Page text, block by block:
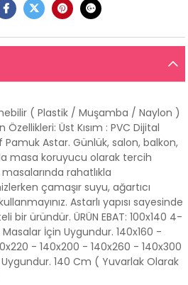
( Plastik / Muşamba / Naylon )
Özellikleri: Üst Kısım : PVC Dijital
Pamuk Astar. Günlük, salon, balkon,
masa koruyucu olarak tercih
rahatlıkla
çamaşır suyu, ağartıcı
Astarlı yapısı sayesinde
bir üründür. ÜRÜN EBAT: 100x140 4-
Masalar İçin Uygundur. 140x160 -
- 140x200 - 140x260 - 140x300
Uygundur. 140 Cm ( Yuvarlak Olarak